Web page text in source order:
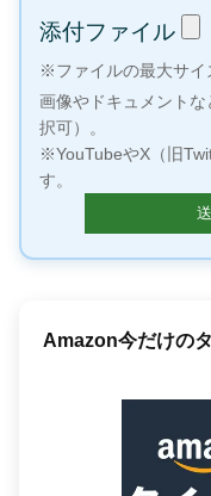
添付ファイル
※ファイルの最大サイ
画像やドキュメント
択可）。
※YouTubeやX（旧
す。
Amazon今だけの